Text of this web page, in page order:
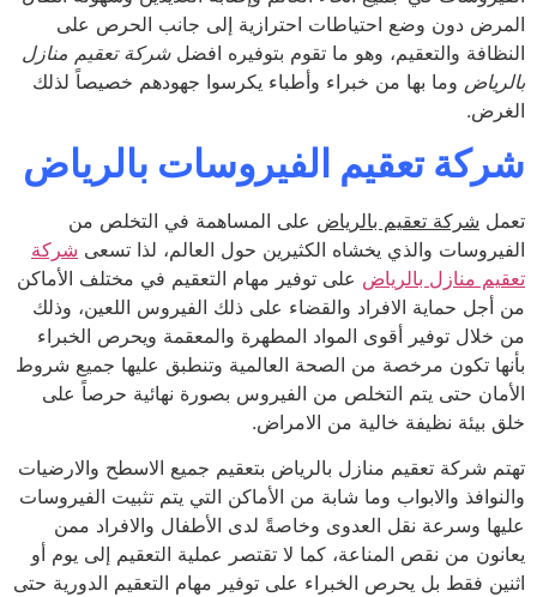
دون وضع احتياطات احترازية إلى جانب الحرص على
والتعقيم، وهو ما تقوم بتوفيره افضلشركة تعقيم منازل
وما بها من خبراء وأطباء يكرسوا جهودهم خصيصاً لذلك
تعقيم الفيروسات بالرياض
شركة تعقيم بالرياض على المساهمة في التخلص من
والذي يخشاه الكثيرين حول العالم، لذا تسعىشركة
منازل بالرياض على توفير مهام التعقيم في مختلف الأماكن
حماية الافراد والقضاء على ذلك الفيروس اللعين، وذلك
توفير أقوى المواد المطهرة والمعقمة ويحرص الخبراء
تكون مرخصة من الصحة العالمية وتنطبق عليها جميع شروط
حتى يتم التخلص من الفيروس بصورة نهائية حرصاً على
بيئة نظيفة خالية من الامراض.
شركة تعقيم منازل بالرياض بتعقيم جميع الاسطح والارضيات
والابواب وما شابة من الأماكن التي يتم تثبيت الفيروسات
وسرعة نقل العدوى وخاصةً لدى الأطفال والافراد ممن
من نقص المناعة، كما لا تقتصر عملية التعقيم إلى يوم أو
فقط بل يحرص الخبراء على توفير مهام التعقيم الدورية حتى